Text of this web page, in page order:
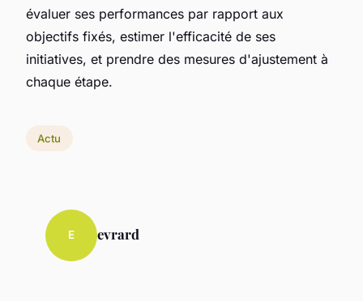
évaluer ses performances par rapport aux
objectifs fixés, estimer l'efficacité de ses
initiatives, et prendre des mesures d'ajustement à
chaque étape.
Actu
E evrard